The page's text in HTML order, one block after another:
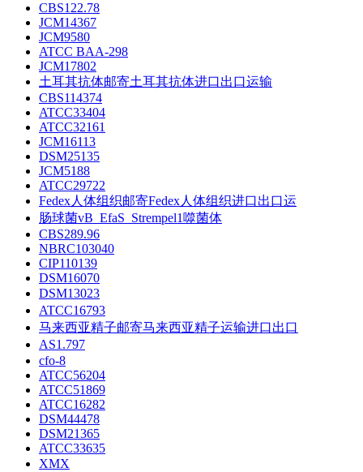
CBS122.78
JCM14367
JCM9580
ATCC BAA-298
JCM17802
土耳其抗体邮寄土耳其抗体进口出口运输
CBS114374
ATCC33404
ATCC32161
JCM16113
DSM25135
JCM5188
ATCC29722
Fedex人体组织邮寄Fedex人体组织进口出口运
肠球菌vB_EfaS_Strempel1噬菌体
CBS289.96
NBRC103040
CIP110139
DSM16070
DSM13023
ATCC16793
马来西亚精子邮寄马来西亚精子运输进口出口
AS1.797
cfo-8
ATCC56204
ATCC51869
ATCC16282
DSM44478
DSM21365
ATCC33635
XMX